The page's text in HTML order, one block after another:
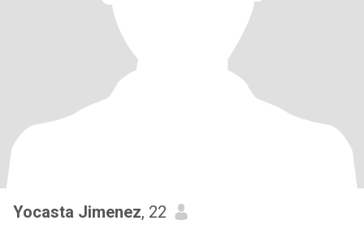
Yocasta Jimenez, 22